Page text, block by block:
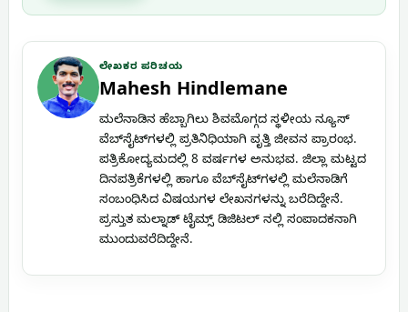
ಲೇಖಕರ ಪರಿಚಯ
Mahesh Hindlemane
ಮಲೆನಾಡಿನ ಹೆಬ್ಬಾಗಿಲು ಶಿವಮೊಗ್ಗದ ಸ್ಥಳೀಯ ನ್ಯೂಸ್
ವೆಬ್‌ಸೈಟ್‌ಗಳಲ್ಲಿ ಪ್ರತಿನಿಧಿಯಾಗಿ ವೃತ್ತಿ ಜೀವನ ಪ್ರಾರಂಭ.
ಪತ್ರಿಕೋದ್ಯಮದಲ್ಲಿ 8 ವರ್ಷಗಳ ಅನುಭವ. ಜಿಲ್ಲಾ ಮಟ್ಟದ
ದಿನಪತ್ರಿಕೆಗಳಲ್ಲಿ ಹಾಗೂ ವೆಬ್‌ಸೈಟ್‌ಗಳಲ್ಲಿ ಮಲೆನಾಡಿಗೆ
ಸಂಬಂಧಿಸಿದ ವಿಷಯಗಳ ಲೇಖನಗಳನ್ನು ಬರೆದಿದ್ದೇನೆ.
ಪ್ರಸ್ತುತ ಮಲ್ನಾಡ್ ಟೈಮ್ಸ್ ಡಿಜಿಟಲ್ ನಲ್ಲಿ ಸಂಪಾದಕನಾಗಿ
ಮುಂದುವರೆದಿದ್ದೇನೆ.